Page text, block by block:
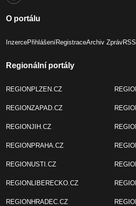
O portálu
InzercePřihlášeníRegistraceArchiv ZprávRSS
Regionální portály
REGIONPLZEN.CZ
REGIONZAPAD.CZ
REGIONJIH.CZ
REGIONPRAHA.CZ
REGIONUSTI.CZ
REGIONLIBERECKO.CZ
REGIONHRADEC.CZ